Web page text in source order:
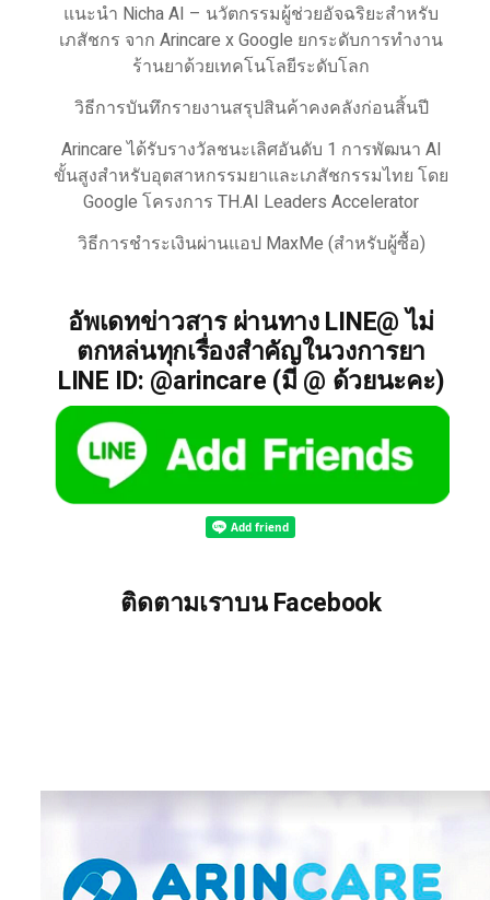
แนะนำ Nicha AI – นวัตกรรมผู้ช่วยอัจฉริยะสำหรับ
เภสัชกร จาก Arincare x Google ยกระดับการทำงาน
ร้านยาด้วยเทคโนโลยีระดับโลก
วิธีการบันทึกรายงานสรุปสินค้าคงคลังก่อนสิ้นปี
Arincare ได้รับรางวัลชนะเลิศอันดับ 1 การพัฒนา AI
ขั้นสูงสำหรับอุตสาหกรรมยาและเภสัชกรรมไทย โดย
Google โครงการ TH.AI Leaders Accelerator
วิธีการชำระเงินผ่านแอป MaxMe (สำหรับผู้ซื้อ)
อัพเดทข่าวสาร ผ่านทาง LINE@ ไม่
ตกหล่นทุกเรื่องสำคัญในวงการยา
LINE ID: @arincare (มี @ ด้วยนะคะ)
ติดตามเราบน Facebook